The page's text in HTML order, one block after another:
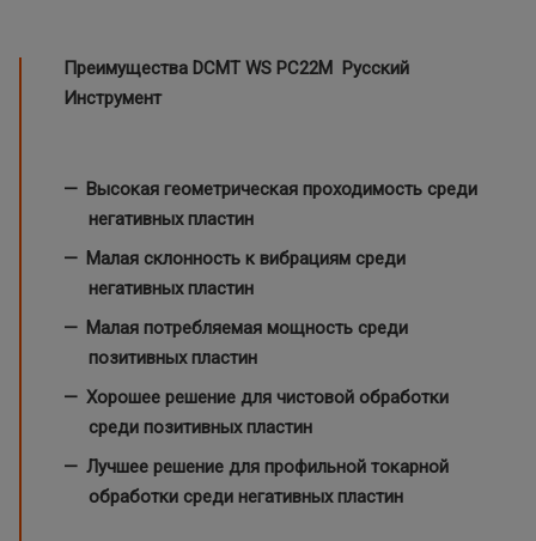
Преимущества DCMT WS PC22M Русский
Инструмент
Высокая геометрическая проходимость среди
негативных пластин
Малая склонность к вибрациям среди
негативных пластин
Малая потребляемая мощность среди
позитивных пластин
Хорошее решение для чистовой обработки
среди позитивных пластин
Лучшее решение для профильной токарной
обработки среди негативных пластин